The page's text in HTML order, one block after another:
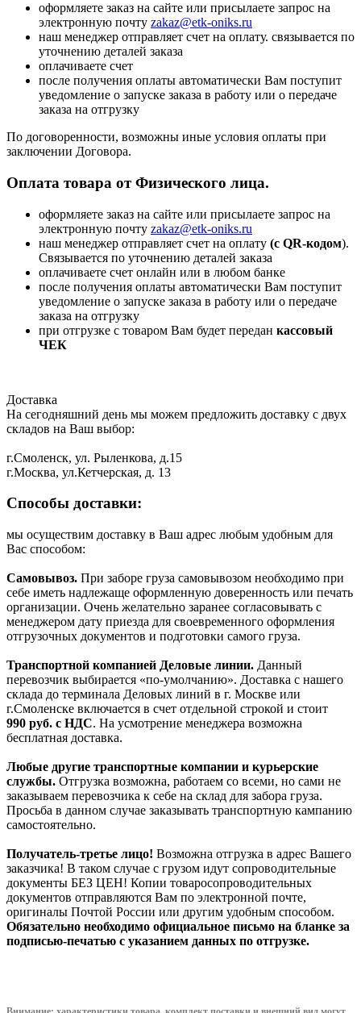
оформляете заказ на сайте или присылаете запрос на
электронную почту zakaz@etk-oniks.ru
наш менеджер отправляет счет на оплату. связывается по
уточнению деталей заказа
оплачиваете счет
после получения оплаты автоматически Вам поступит
уведомление о запуске заказа в работу или о передаче
заказа на отгрузку
По договоренности, возможны иные условия оплаты при
заключении Договора.
Оплата товара от Физического лица.
оформляете заказ на сайте или присылаете запрос на
электронную почту zakaz@etk-oniks.ru
наш менеджер отправляет счет на оплату (с QR-кодом).
Связывается по уточнению деталей заказа
оплачиваете счет онлайн или в любом банке
после получения оплаты автоматически Вам поступит
уведомление о запуске заказа в работу или о передаче
заказа на отгрузку
при отгрузке с товаром Вам будет передан кассовый
ЧЕК
Доставка
На сегодняшний день мы можем предложить доставку с двух
складов на Ваш выбор:
г.Смоленск, ул. Рыленкова, д.15
г.Москва, ул.Кетчерская, д. 13
Способы доставки:
мы осуществим доставку в Ваш адрес любым удобным для
Вас способом:
Самовывоз. При заборе груза самовывозом необходимо при
себе иметь надлежаще оформленную доверенность или печать
организации. Очень желательно заранее согласовывать с
менеджером дату приезда для своевременного оформления
отгрузочных документов и подготовки самого груза.
Транспортной компанией Деловые линии. Данный
перевозчик выбирается «по-умолчанию». Доставка с нашего
склада до терминала Деловых линий в г. Москве или
г.Смоленске включается в счет отдельной строкой и стоит
990 руб. с НДС. На усмотрение менеджера возможна
бесплатная доставка.
Любые другие транспортные компании и курьерские
службы. Отгрузка возможна, работаем со всеми, но сами не
заказываем перевозчика к себе на склад для забора груза.
Просьба в данном случае заказывать транспортную кампанию
самостоятельно.
Получатель-третье лицо! Возможна отгрузка в адрес Вашего
заказчика! В таком случае с грузом идут сопроводительные
документы БЕЗ ЦЕН! Копии товаросопроводительных
документов отправляются Вам по электронной почте,
оригиналы Почтой России или другим удобным способом.
Обязательно необходимо официальное письмо на бланке за
подписью-печатью с указанием данных по отгрузке.